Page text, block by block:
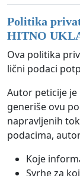
Politika
HITNO
Ova politika
lični podaci
Autor peticije
generiše ovu
napravljenih
podacima,
Koje
Svrhe za